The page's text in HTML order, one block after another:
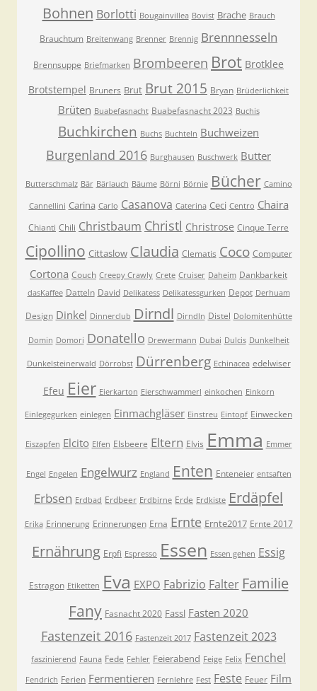
Bohnen Borlotti Bougainvillea Bovist Brache Brauch
Brauchtum Breitenwang Brenner Brennig Brennnesseln
Brennsuppe Briefmarken Brombeeren Brot Brotklee
Brotstempel Bruners Brut Brut 2015 Bryan Brüderlichkeit
Brüten Buabefasnacht Buabefasnacht 2023 Buchis
Buchkirchen Buchs Buchteln Buchweizen
Burgenland 2016 Burghausen Buschwerk Butter
Butterschmalz Bär Bärlauch Bäume Börni Börnie Bücher Camino
Cannellini Carina Carlo Casanova Caterina Ceci Centro Chaira
Chianti Chili Christbaum Christl Christrose Cinque Terre
Cipollino Cittaslow Claudia Clematis Coco Computer
Cortona Couch Creepy Crawly Crete Cruiser Daheim Dankbarkeit
dasKaffee Datteln David Delikatess Delikatessgurken Depot Derhuam
Design Dinkel Dinnerclub Dirndl Dirndln Distel Dolomitenhütte
Domin Domori Donatello Drewermann Dubai Dulcis Dunkelheit
Dunkelsteinerwald Dörrobst Dürrenberg Echinacea edelwiser
Efeu Eier Eierkarton Eierschwammerl einkochen Einkorn
Einlegegurken einlegen Einmachgläser Einstreu Eintopf Einwecken
Eiszapfen Elcito Elfen Elsbeere Eltern Elvis Emma Emmer
Engel Engelen Engelwurz England Enten Enteneier entsaften
Erbsen Erdbad Erdbeer Erdbirne Erde Erdkiste Erdäpfel
Erika Erinnerung Erinnerungen Erna Ernte Ernte2017 Ernte 2017
Ernährung Erpfi Espresso Essen Essen gehen Essig
Estragon Etiketten Eva EXPO Fabrizio Falter Familie
Fany Fasnacht 2020 Fassl Fasten 2020
Fastenzeit 2016 Fastenzeit 2017 Fastenzeit 2023
faszinierend Fauna Fede Fehler Feierabend Feige Felix Fenchel
Fendrich Ferien Fermentieren Fernlehre Fest Feste Feuer Film